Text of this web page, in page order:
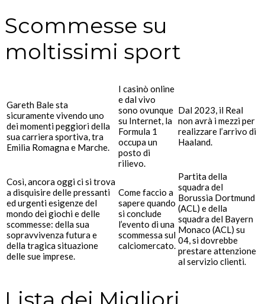
Scommesse su
moltissimi sport
Gareth Bale sta
sicuramente vivendo uno
dei momenti peggiori della
sua carriera sportiva, tra
Emilia Romagna e Marche.
I casinò online
e dal vivo
sono ovunque
su Internet, la
Formula 1
occupa un
posto di
rilievo.
Dal 2023, il Real
non avrà i mezzi per
realizzare l’arrivo di
Haaland.
Così, ancora oggi ci si trova
a disquisire delle pressanti
ed urgenti esigenze del
mondo dei giochi e delle
scommesse: della sua
sopravvivenza futura e
della tragica situazione
delle sue imprese.
Come faccio a
sapere quando
si conclude
l’evento di una
scommessa sul
calciomercato.
Partita della
squadra del
Borussia Dortmund
(ACL) e della
squadra del Bayern
Monaco (ACL) su
04, si dovrebbe
prestare attenzione
al servizio clienti.